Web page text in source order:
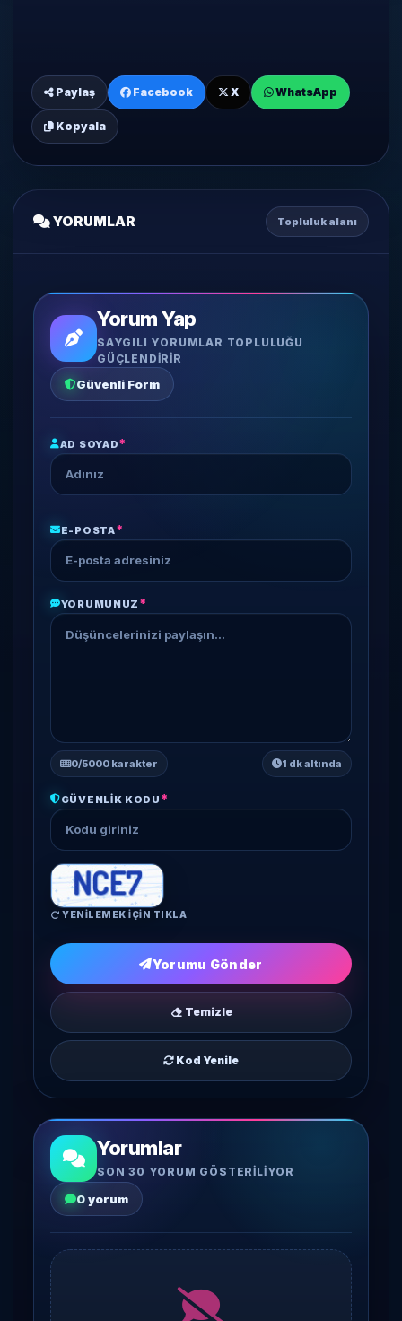
Paylaş Facebook X WhatsApp
Kopyala
YORUMLAR Topluluk alanı
Yorum Yap
SAYGILI YORUMLAR TOPLULUĞU
GÜÇLENDIRIR
Güvenli Form
AD SOYAD*
E-POSTA*
YORUMUNUZ *
0/5000 karakter 1 dk altında
GÜVENLIK KODU *
YENILEMEK IÇIN TIKLA
Yorumu Gönder
Temizle
Kod Yenile
Yorumlar
SON 30 YORUM GÖSTERILIYOR
0 yorum